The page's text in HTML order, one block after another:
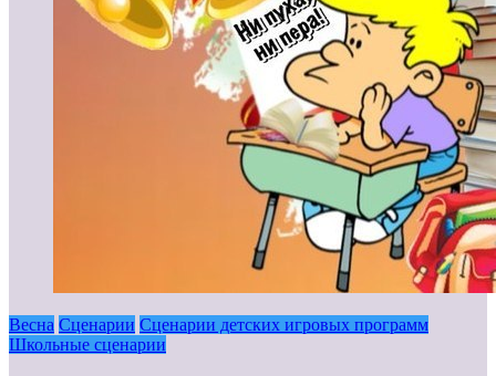
Весна Сценарии Сценарии детских игровых программ
Школьные сценарии